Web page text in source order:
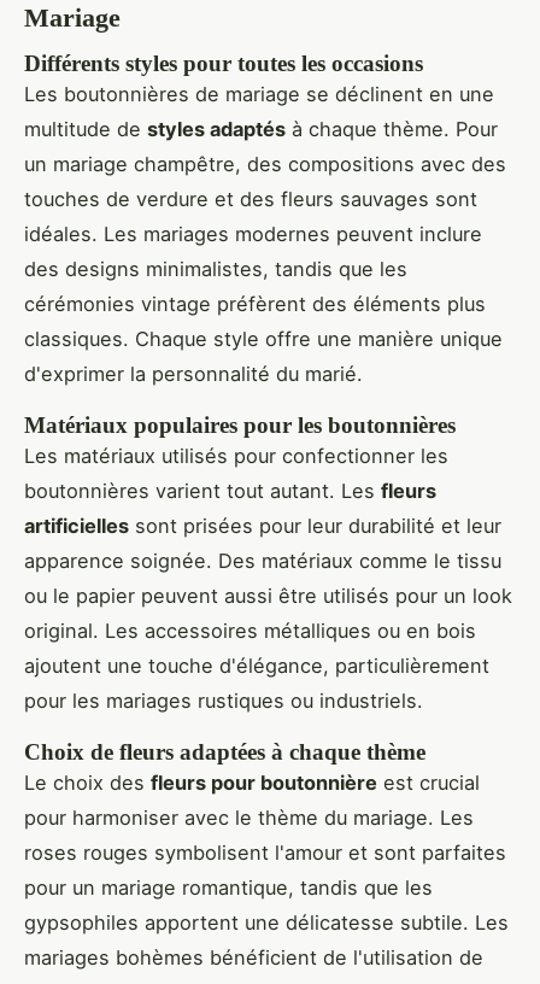
Mariage
Différents styles pour toutes les occasions
Les boutonnières de mariage se déclinent en une
multitude de styles adaptés à chaque thème. Pour
un mariage champêtre, des compositions avec des
touches de verdure et des fleurs sauvages sont
idéales. Les mariages modernes peuvent inclure
des designs minimalistes, tandis que les
cérémonies vintage préfèrent des éléments plus
classiques. Chaque style offre une manière unique
d'exprimer la personnalité du marié.
Matériaux populaires pour les boutonnières
Les matériaux utilisés pour confectionner les
boutonnières varient tout autant. Les fleurs
artificielles sont prisées pour leur durabilité et leur
apparence soignée. Des matériaux comme le tissu
ou le papier peuvent aussi être utilisés pour un look
original. Les accessoires métalliques ou en bois
ajoutent une touche d'élégance, particulièrement
pour les mariages rustiques ou industriels.
Choix de fleurs adaptées à chaque thème
Le choix des fleurs pour boutonnière est crucial
pour harmoniser avec le thème du mariage. Les
roses rouges symbolisent l'amour et sont parfaites
pour un mariage romantique, tandis que les
gypsophiles apportent une délicatesse subtile. Les
mariages bohèmes bénéficient de l'utilisation de